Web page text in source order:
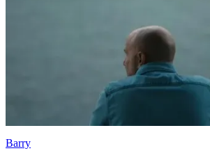
Barry